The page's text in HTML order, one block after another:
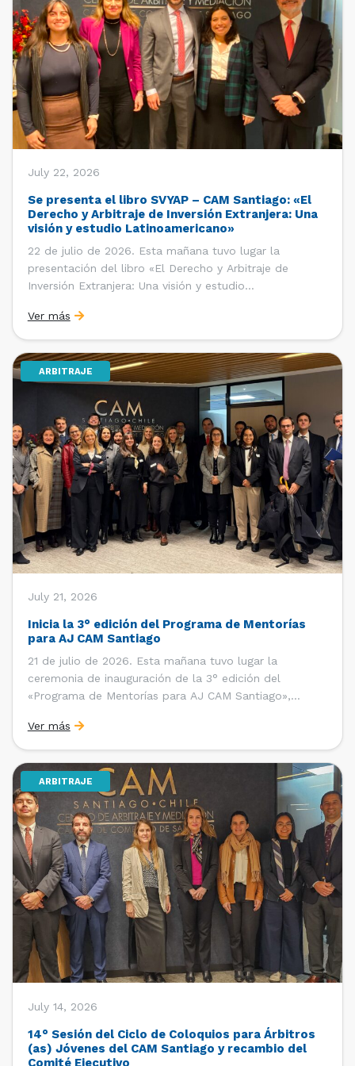
July 22, 2026
Se presenta el libro SVYAP – CAM Santiago: «El
Derecho y Arbitraje de Inversión Extranjera: Una
visión y estudio Latinoamericano»
22 de julio de 2026. Esta mañana tuvo lugar la
presentación del libro «El Derecho y Arbitraje de
Inversión Extranjera: Una visión y estudio
«Santiago Very Young Arbitration Practitioners»
(SVYAP), iniciativa que reúne a jóvenes profesionales
interesados en el arbitraje doméstico e internacional,
[…]
Ver más
ARBITRAJE
July 21, 2026
Inicia la 3° edición del Programa de Mentorías
para AJ CAM Santiago
21 de julio de 2026. Esta mañana tuvo lugar la
ceremonia de inauguración de la 3° edición del
«Programa de Mentorías para AJ CAM Santiago»,
Internacionales con el apoyo de la Dirección Ejecutiva
y la Subdirección Ejecutiva y de Asuntos
Internacionales, tras […]
Ver más
ARBITRAJE
July 14, 2026
14° Sesión del Ciclo de Coloquios para Árbitros
(as) Jóvenes del CAM Santiago y recambio del
Comité Ejecutivo